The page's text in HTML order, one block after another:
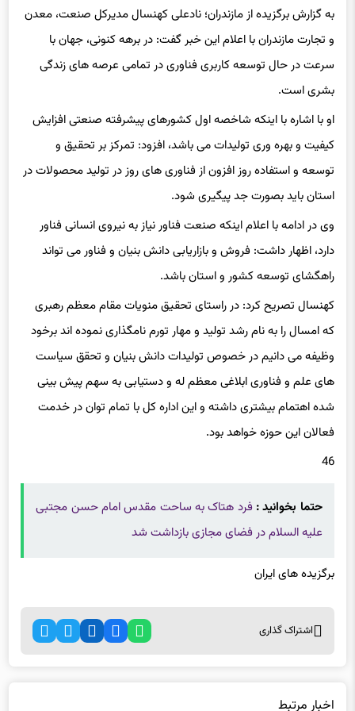
به گزارش برگزیده از مازندران؛ نادعلی کهنسال مدیرکل صنعت، معدن
و تجارت مازندران با اعلام این خبر گفت: در برهه کنونی، جهان با
سرعت در حال توسعه کاربری فناوری در تمامی عرصه های زندگی
بشری است.
او با اشاره با اینکه شاخصه اول کشورهای پیشرفته صنعتی افزایش
کیفیت و بهره وری تولیدات می باشد، افزود: تمرکز بر تحقیق و
توسعه و استفاده روز افزون از فناوری های روز در تولید محصولات در
استان باید بصورت جد پیگیری شود.
وی در ادامه با اعلام اینکه صنعت فناور نیاز به نیروی انسانی فناور
دارد، اظهار داشت: فروش و بازاریابی دانش بنیان و فناور می تواند
راهگشای توسعه کشور و استان باشد.
کهنسال تصریح کرد: در راستای تحقیق منویات مقام معظم رهبری
که امسال را به نام رشد تولید و مهار تورم نامگذاری نموده اند برخود
وظیفه می دانیم در خصوص تولیدات دانش بنیان و تحقق سیاست
های علم و فناوری ابلاغی معظم له و دستیابی به سهم پیش بینی
شده اهتمام بیشتری داشته و این اداره کل با تمام توان در خدمت
فعالان این حوزه خواهد بود.
46
حتما بخوانید : فرد هتاک به ساحت مقدس امام حسن مجتبی
علیه السلام در فضای مجازی بازداشت شد
برگزیده های ایران
اشتراک گذاری
اخبار مرتبط